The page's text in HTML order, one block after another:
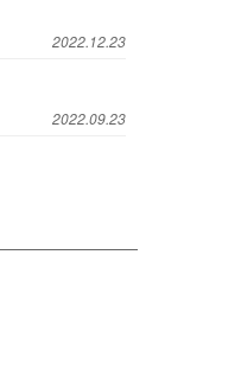
2022.12.23
2022.09.23